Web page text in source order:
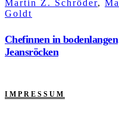
Martin Z. Schröder,
Goldt
Chefinnen in bodenlangen
Jeansröcken
IMPRESSUM